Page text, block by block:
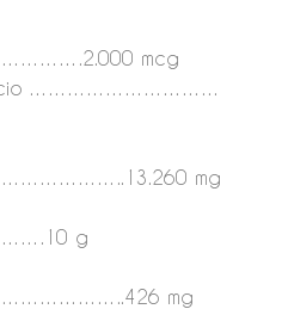
mcg
…………………………
mg
g
mg